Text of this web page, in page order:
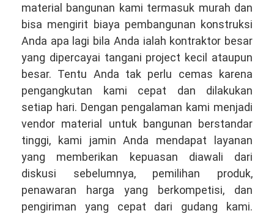
Sukatani
Bekasi,
Bahan
Berkualitas
dan
Tahan
Lama
Hubungi
WA
081381344044
material bangunan kami termasuk murah dan
bisa mengirit biaya pembangunan konstruksi
Anda apa lagi bila Anda ialah kontraktor besar
yang dipercayai tangani project kecil ataupun
besar. Tentu Anda tak perlu cemas karena
pengangkutan kami cepat dan dilakukan
setiap hari. Dengan pengalaman kami menjadi
vendor material untuk bangunan berstandar
tinggi, kami jamin Anda mendapat layanan
yang memberikan kepuasan diawali dari
diskusi sebelumnya, pemilihan produk,
penawaran harga yang berkompetisi, dan
pengiriman yang cepat dari gudang kami.